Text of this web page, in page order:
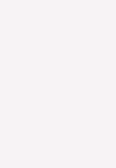
conocimientos
las tareas propias
y Calefacción
tipo